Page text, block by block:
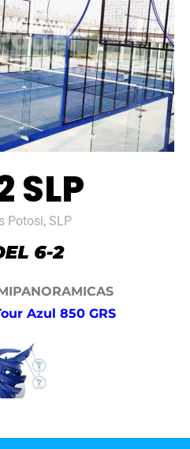
SLP
Potosi, SLP
Azul 850 GRS